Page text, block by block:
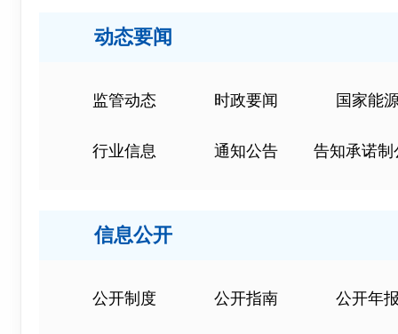
动态要闻
监管动态 时政要闻 国家能
行业信息 通知公告 告知承诺制
信息公开
公开制度 公开指南 公开年